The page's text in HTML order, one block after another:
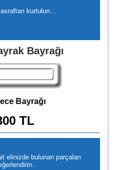
kurtulun...
Bayrağı
Bayrağı
TL
elinizde bulunan parçaları